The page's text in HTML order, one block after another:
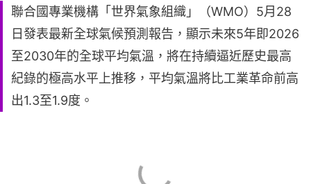
聯合國專業機構「世界氣象組織」（WMO）5月28
日發表最新全球氣候預測報告，顯示未來5年即2026
至2030年的全球平均氣溫，將在持續逼近歷史最高
紀錄的極高水平上推移，平均氣溫將比工業革命前高
出1.3至1.9度。